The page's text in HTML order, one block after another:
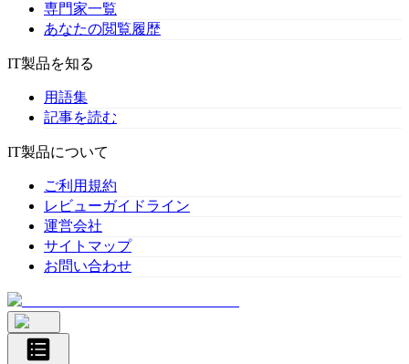
専門家一覧
あなたの閲覧履歴
IT製品を知る
用語集
記事を読む
IT製品について
ご利用規約
レビューガイドライン
運営会社
サイトマップ
お問い合わせ